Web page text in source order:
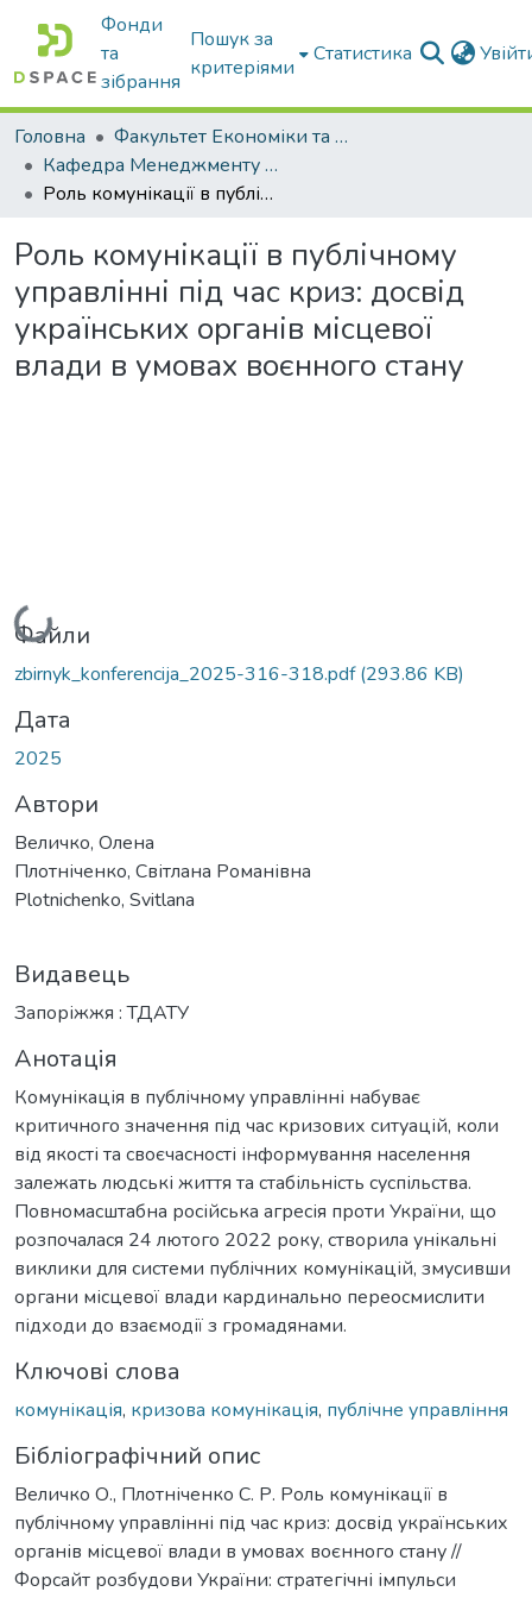
Фонди
та
зібрання
Пошук за
критеріями
Статистика
Головна
Факультет Економіки та бізнесу
Кафедра Менеджменту та публічного адміністрування
Роль комунікації в публічному управлінні під час криз: досвід українських органів місцевої влади в умовах воєнного стану
Роль комунікації в публічному
управлінні під час криз: досвід
українських органів місцевої
влади в умовах воєнного стану
Вантажиться...
Файли
zbirnyk_konferencija_2025-316-318.pdf(293.86 KB)
Дата
2025
Автори
Величко, Олена
Плотніченко, Світлана Романівна
Plotnichenko, Svitlana
Видавець
Запоріжжя : ТДАТУ
Анотація
Комунікація в публічному управлінні набуває
критичного значення під час кризових ситуацій, коли
від якості та своєчасності інформування населення
залежать людські життя та стабільність суспільства.
Повномасштабна російська агресія проти України, що
розпочалася 24 лютого 2022 року, створила унікальні
виклики для системи публічних комунікацій, змусивши
органи місцевої влади кардинально переосмислити
підходи до взаємодії з громадянами.
Ключові слова
комунікація, кризова комунікація, публічне управління
Бібліографічний опис
Величко О., Плотніченко С. Р. Роль комунікації в
публічному управлінні під час криз: досвід українських
органів місцевої влади в умовах воєнного стану //
Форсайт розбудови України: стратегічні імпульси